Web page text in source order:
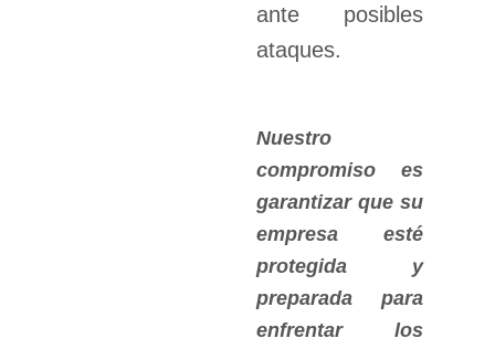
ante posibles
ataques.
Nuestro
compromiso es
garantizar que su
empresa esté
protegida y
preparada para
enfrentar los